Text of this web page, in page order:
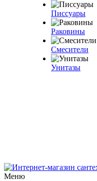
Писсуары
Раковины
Смесители
Унитазы
Меню